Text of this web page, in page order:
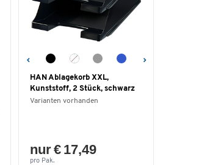
HAN Ablagekorb XXL,
Kunststoff, 2 Stück, schwarz
Varianten vorhanden
nur € 17,49
pro Pak.